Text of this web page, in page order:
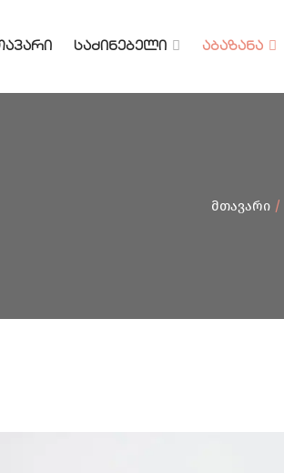
ᲡᲐᲫᲘᲜᲔᲑᲔᲚᲘ ᲐᲑᲐᲖᲐᲜᲐ
მთავარი/